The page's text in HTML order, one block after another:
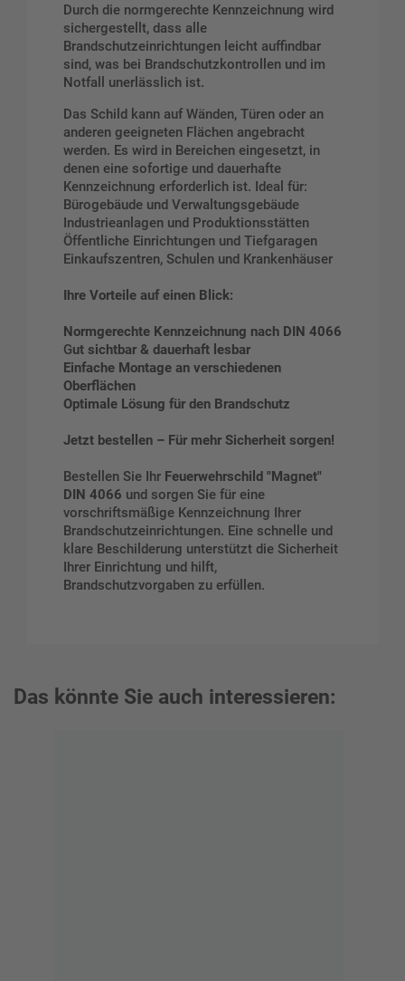
Durch die normgerechte Kennzeichnung wird
sichergestellt, dass alle
Brandschutzeinrichtungen leicht auffindbar
sind, was bei Brandschutzkontrollen und im
Notfall unerlässlich ist.
Das Schild kann auf Wänden, Türen oder an
anderen geeigneten Flächen angebracht
werden. Es wird in Bereichen eingesetzt, in
denen eine sofortige und dauerhafte
Kennzeichnung erforderlich ist. Ideal für:
Bürogebäude und Verwaltungsgebäude
Industrieanlagen und Produktionsstätten
Öffentliche Einrichtungen und Tiefgaragen
Einkaufszentren, Schulen und Krankenhäuser
Ihre Vorteile auf einen Blick:
Normgerechte Kennzeichnung nach DIN 4066
Gut sichtbar & dauerhaft lesbar
Einfache Montage an verschiedenen
Oberflächen
Optimale Lösung für den Brandschutz
Jetzt bestellen – Für mehr Sicherheit sorgen!
Bestellen Sie Ihr Feuerwehrschild "Magnet"
DIN 4066 und sorgen Sie für eine
vorschriftsmäßige Kennzeichnung Ihrer
Brandschutzeinrichtungen. Eine schnelle und
klare Beschilderung unterstützt die Sicherheit
Ihrer Einrichtung und hilft,
Brandschutzvorgaben zu erfüllen.
Das könnte Sie auch interessieren: